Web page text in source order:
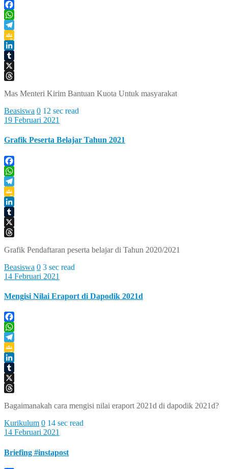
Facebook
WhatsApp
Telegram
Google
Classroom
LinkedIn
Tumblr
X
Mas Menteri Kirim Bantuan Kuota Untuk masyarakat
Beasiswa 0 12 sec read
19 Februari 2021
Grafik Peserta Belajar Tahun 2021
Facebook
WhatsApp
Telegram
Google
Classroom
LinkedIn
Tumblr
X
Grafik Pendaftaran peserta belajar di Tahun 2020/2021
Beasiswa 0 3 sec read
14 Februari 2021
Mengisi Nilai Eraport di Dapodik 2021d
Facebook
WhatsApp
Telegram
Google
Classroom
LinkedIn
Tumblr
X
Bagaimanakah cara mengisi nilai eraport 2021d di dapodik 2021d?
Kurikulum 0 14 sec read
14 Februari 2021
Briefing #instapost